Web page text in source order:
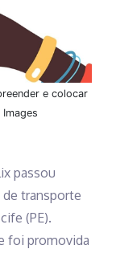
e colocar
passou
de transporte
(PE).
foi promovida